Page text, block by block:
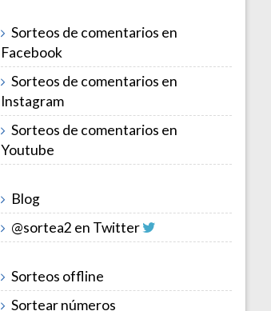
Sorteos de comentarios en
Facebook
Sorteos de comentarios en
Instagram
Sorteos de comentarios en
Youtube
Blog
@sortea2 en Twitter
Sorteos offline
Sortear números